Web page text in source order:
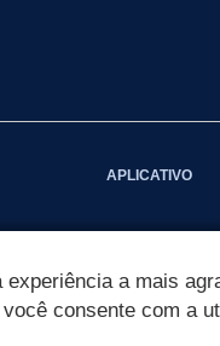
APLICATIVO
a mais
consente com a